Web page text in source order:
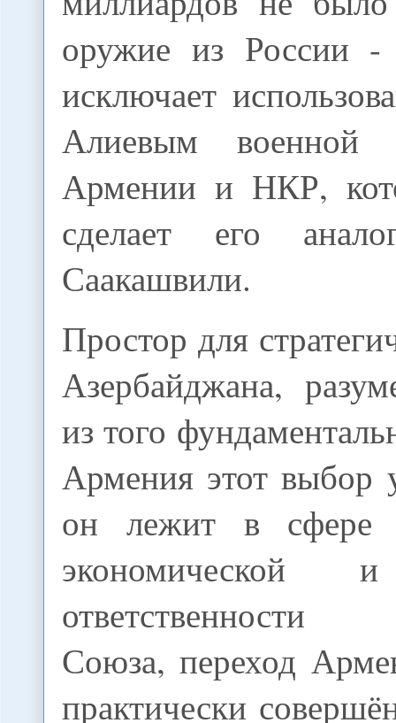
оружие из России -
исключает
Алиевым военной
Армении и НКР,
сделает его
Саакашвили.
Простор для
Азербайджана,
из того
Армения этот выбор
он лежит в сфере
экономической
ответственности
Союза, переход
практически